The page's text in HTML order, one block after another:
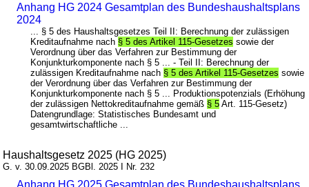
Anhang HG 2024 Gesamtplan des Bundeshaushaltsplans
2024
... § 5 des Haushaltsgesetzes Teil II: Berechnung der zulässigen
Kreditaufnahme nach § 5 des Artikel 115-Gesetzes sowie der
Verordnung über das Verfahren zur Bestimmung der
Konjunkturkomponente nach § 5 ... - Teil II: Berechnung der
zulässigen Kreditaufnahme nach § 5 des Artikel 115-Gesetzes sowie
der Verordnung über das Verfahren zur Bestimmung der
Konjunkturkomponente nach § 5 ... Produktionspotenzials (Erhöhung
der zulässigen Nettokreditaufnahme gemäß § 5 Art. 115-Gesetz)
Datengrundlage: Statistisches Bundesamt und
gesamtwirtschaftliche ...
Haushaltsgesetz 2025 (HG 2025)
G. v. 30.09.2025 BGBl. 2025 I Nr. 232
Anhang HG 2025 Gesamtplan des Bundeshaushaltsplans